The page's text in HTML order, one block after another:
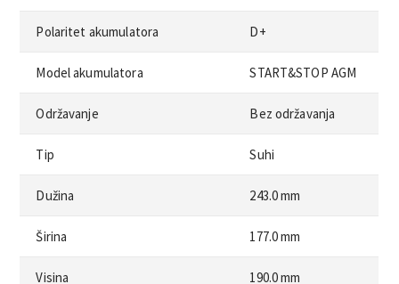
Polaritet akumulatora D+
Model akumulatora START&STOP AGM
Održavanje Bez održavanja
Tip Suhi
Dužina 243.0 mm
Širina 177.0 mm
Visina 190.0 mm